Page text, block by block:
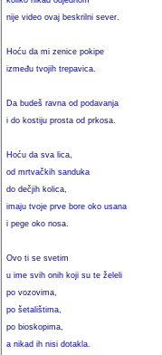
nije video ovaj beskrilni sever.
Hoću da mi zenice pokipe
između tvojih trepavica.
Da budeš ravna od podavanja
i do kostiju prosta od prkosa.
Hoću da sva lica,
od mrtvačkih sanduka
do dečjih kolica,
imaju tvoje prve bore oko usana
i pege oko nosa.
Ovo ti se svetim
u ime svih onih koji su te želeli
po vozovima,
po šetalištima,
po bioskopima,
a nikad ih nisi dotakla.